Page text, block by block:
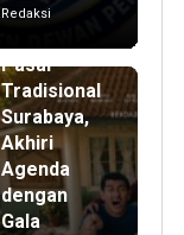
Redaksi
IKAPPI
Pasar
Tradisional
Surabaya,
Akhiri
Agenda
dengan
Gala